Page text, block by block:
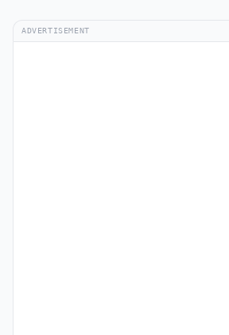
ADVERTISEMENT